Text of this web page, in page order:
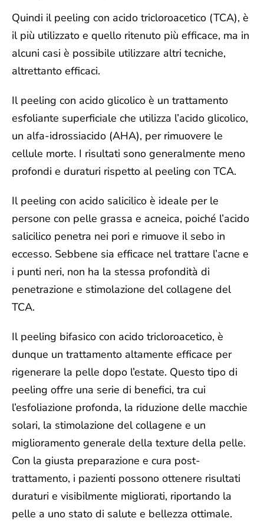
Quindi il peeling con acido tricloroacetico (TCA), è
il più utilizzato e quello ritenuto più efficace, ma in
alcuni casi è possibile utilizzare altri tecniche,
altrettanto efficaci.
Il peeling con acido glicolico è un trattamento
esfoliante superficiale che utilizza l’acido glicolico,
un alfa-idrossiacido (AHA), per rimuovere le
cellule morte. I risultati sono generalmente meno
profondi e duraturi rispetto al peeling con TCA.
Il peeling con acido salicilico è ideale per le
persone con pelle grassa e acneica, poiché l’acido
salicilico penetra nei pori e rimuove il sebo in
eccesso. Sebbene sia efficace nel trattare l’acne e
i punti neri, non ha la stessa profondità di
penetrazione e stimolazione del collagene del
TCA.
Il peeling bifasico con acido tricloroacetico, è
dunque un trattamento altamente efficace per
rigenerare la pelle dopo l’estate. Questo tipo di
peeling offre una serie di benefici, tra cui
l’esfoliazione profonda, la riduzione delle macchie
solari, la stimolazione del collagene e un
miglioramento generale della texture della pelle.
Con la giusta preparazione e cura post-
trattamento, i pazienti possono ottenere risultati
duraturi e visibilmente migliorati, riportando la
pelle a uno stato di salute e bellezza ottimale.